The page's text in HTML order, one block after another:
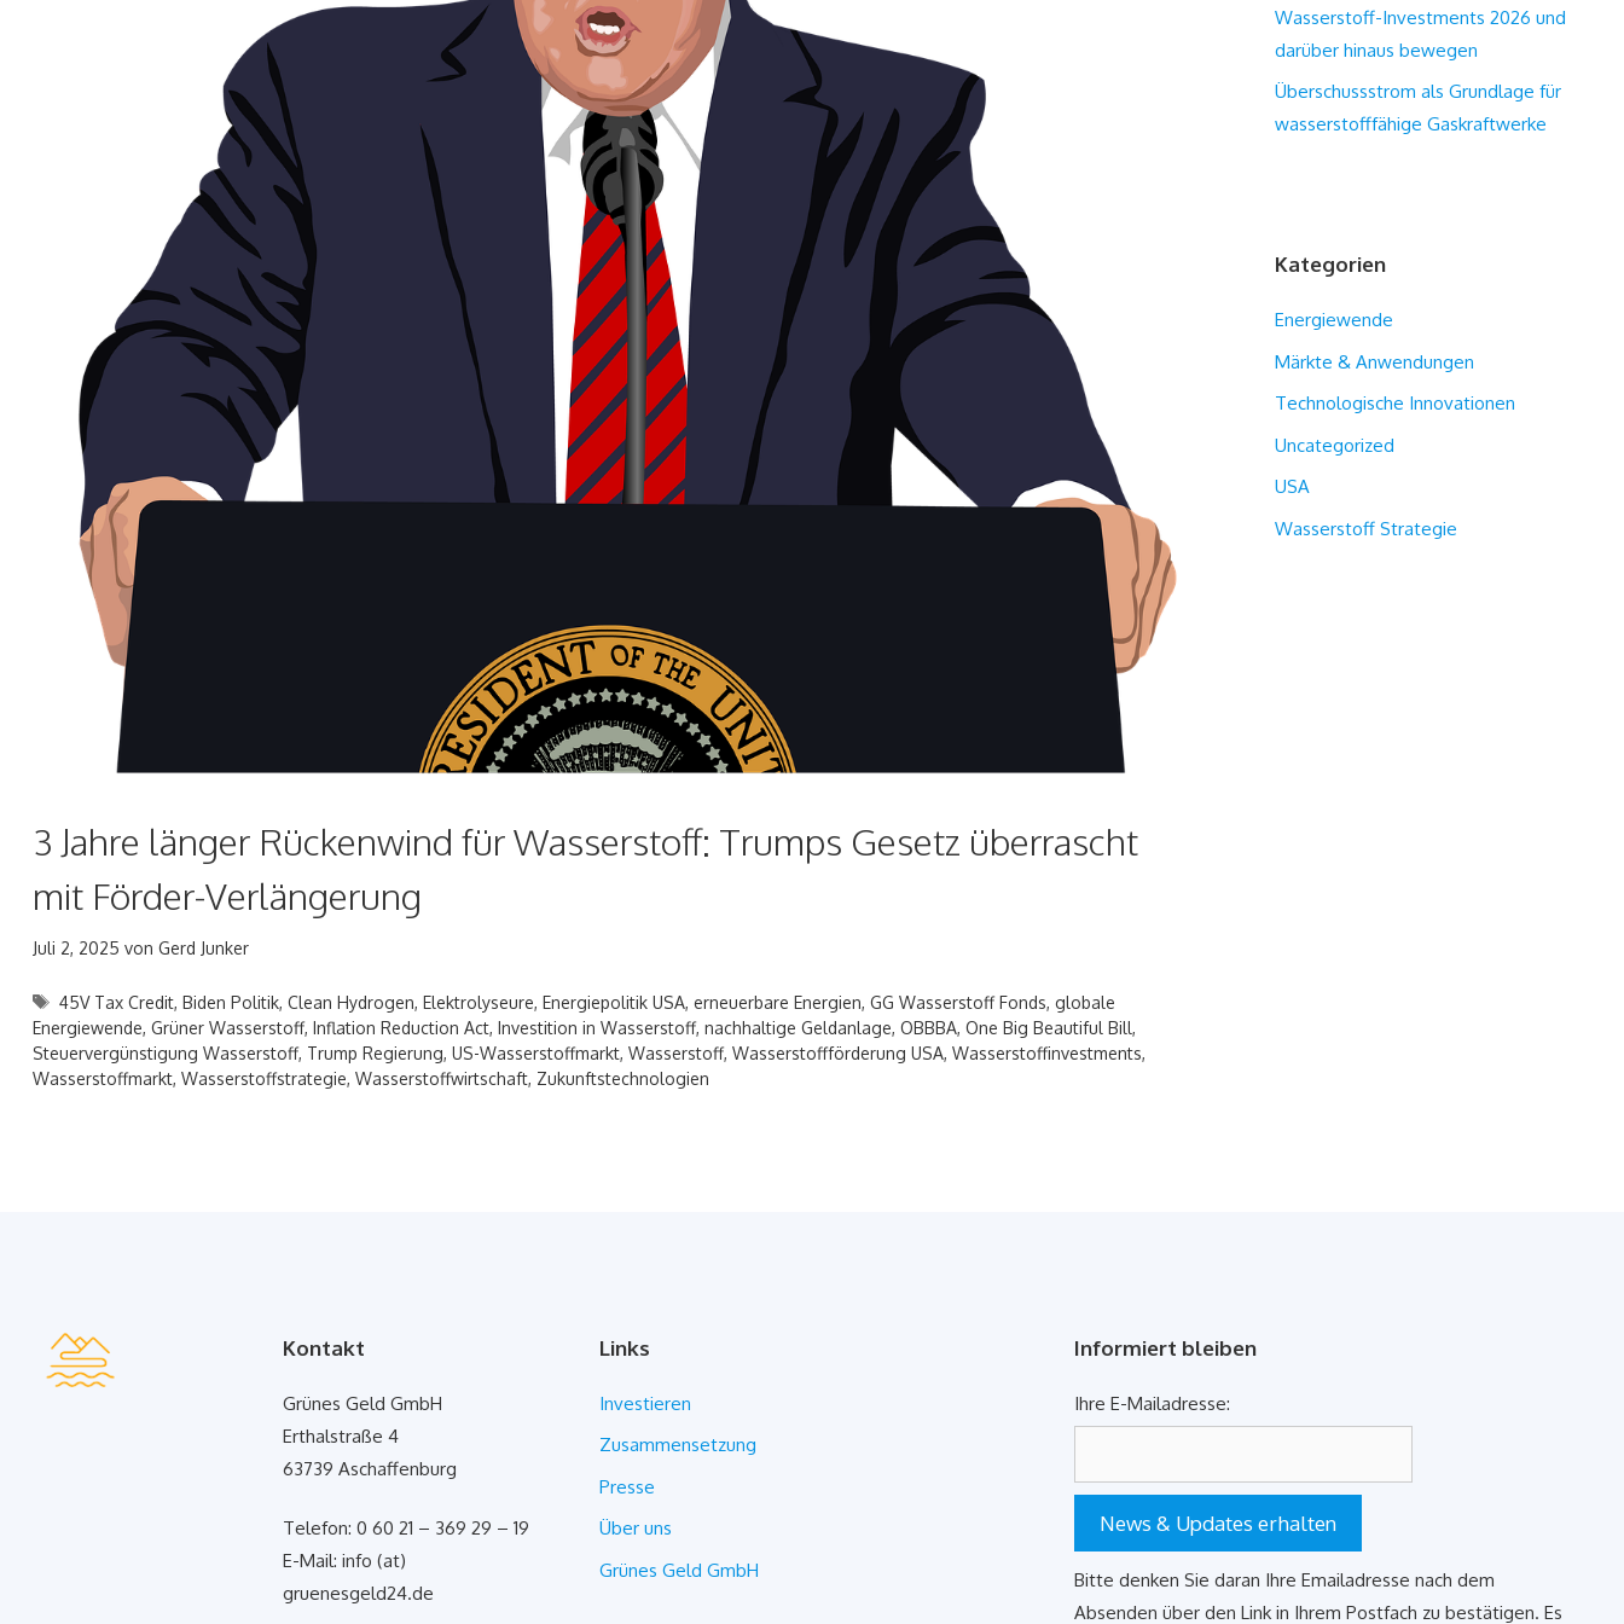
3 Jahre länger Rückenwind für Wasserstoff: Trumps Gesetz überrascht
mit Förder-Verlängerung
Juli 2, 2025 von Gerd Junker
Schlagwörter
45V Tax Credit,Biden Politik,Clean Hydrogen,Elektrolyseure,Energiepolitik USA,erneuerbare Energien,GG Wasserstoff Fonds,globale
Energiewende, Grüner Wasserstoff, Inflation Reduction Act, Investition in Wasserstoff, nachhaltige Geldanlage, OBBBA, One Big Beautiful Bill,
Steuervergünstigung Wasserstoff, Trump Regierung, US-Wasserstoffmarkt, Wasserstoff, Wasserstoffförderung USA, Wasserstoffinvestments,
Wasserstoffmarkt, Wasserstoffstrategie, Wasserstoffwirtschaft, Zukunftstechnologien
Wasserstoff-Investments 2026 und
darüber hinaus bewegen
Überschussstrom als Grundlage für
wasserstofffähige Gaskraftwerke
Kategorien
Energiewende
Märkte & Anwendungen
Technologische Innovationen
Uncategorized
USA
Wasserstoff Strategie
Kontakt
Grünes Geld GmbH
Erthalstraße 4
63739 Aschaffenburg
Telefon: 0 60 21 – 369 29 – 19
E-Mail: info (at)
gruenesgeld24.de
Links
Investieren
Zusammensetzung
Presse
Über uns
Grünes Geld GmbH
Informiert bleiben
Ihre E-Mailadresse:
News & Updates erhalten
Bitte denken Sie daran Ihre Emailadresse nach dem
Absenden über den Link in Ihrem Postfach zu bestätigen. Es